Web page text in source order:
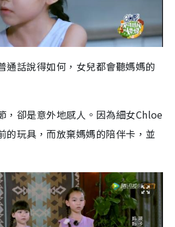
通話說得如何，女兒都會聽媽媽的
，卻是意外地感人。因為細女Chloe
的玩具，而放棄媽媽的陪伴卡，並